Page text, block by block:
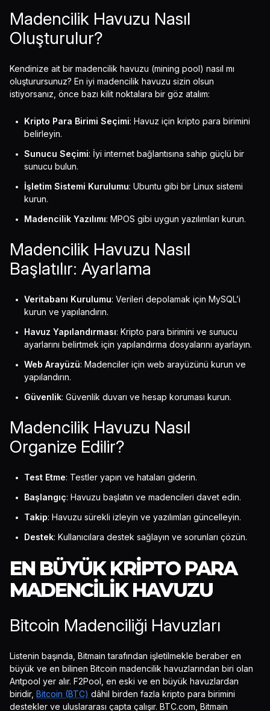
Madencilik Havuzu Nasıl
Oluşturulur?
Kendinize ait bir madencilik havuzu (mining pool) nasıl mı
oluşturursunuz? En iyi madencilik havuzu sizin olsun
istiyorsanız, önce bazı kilit noktalara bir göz atalım:
Kripto Para Birimi Seçimi: Havuz için kripto para birimini
belirleyin.
Sunucu Seçimi: İyi internet bağlantısına sahip güçlü bir
sunucu bulun.
İşletim Sistemi Kurulumu: Ubuntu gibi bir Linux sistemi
kurun.
Madencilik Yazılımı: MPOS gibi uygun yazılımları kurun.
Madencilik Havuzu Nasıl
Başlatılır: Ayarlama
Veritabanı Kurulumu: Verileri depolamak için MySQL’i
kurun ve yapılandırın.
Havuz Yapılandırması: Kripto para birimini ve sunucu
ayarlarını belirtmek için yapılandırma dosyalarını ayarlayın.
Web Arayüzü: Madenciler için web arayüzünü kurun ve
yapılandırın.
Güvenlik: Güvenlik duvarı ve hesap koruması kurun.
Madencilik Havuzu Nasıl
Organize Edilir?
Test Etme: Testler yapın ve hataları giderin.
Başlangıç: Havuzu başlatın ve madencileri davet edin.
Takip: Havuzu sürekli izleyin ve yazılımları güncelleyin.
Destek: Kullanıcılara destek sağlayın ve sorunları çözün.
EN BÜYÜK KRIPTO PARA
MADENCILIK HAVUZU
Bitcoin Madenciliği Havuzları
Listenin başında, Bitmain tarafından işletilmekle beraber en
büyük ve en bilinen Bitcoin madencilik havuzlarından biri olan
Antpool yer alır. F2Pool, en eski ve en büyük havuzlardan
biridir, Bitcoin (BTC) dâhil birden fazla kripto para birimini
destekler ve uluslararası çapta çalışır. BTC.com, Bitmain